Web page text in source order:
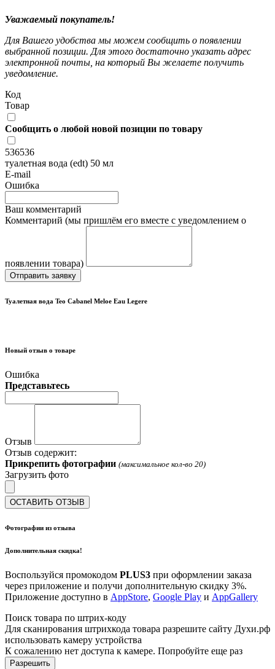
Уважаемый покупатель!
Для Вашего удобства мы можем сообщить о появлении
выбранной позиции. Для этого достаточно указать адрес
электронной почты, на который Вы желаете получить
уведомление.
Код
Товар
Сообщить о любой новой позиции по товару
536536
туалетная вода (edt) 50 мл
E-mail
Ошибка
Ваш комментарий
Комментарий (мы пришлём его вместе с уведомлением о
появлении товара)
Отправить заявку
Туалетная вода Teo Cabanel Meloe Eau Legere
Новый отзыв о товаре
Ошибка
Представьтесь
Отзыв
Отзыв содержит:
Прикрепить фотографии (максимальное кол-во 20)
Загрузить фото
ОСТАВИТЬ ОТЗЫВ
Фотографии из отзыва
Дополнительная скидка!
Воспользуйся промокодом PLUS3 при оформлении заказа
через приложение и получи дополнительную скидку 3%.
Приложение доступно в AppStore, Google Play и AppGallery
Поиск товара по штрих-коду
Для сканирования штрихкода товара разрешите сайту Духи.рф
использовать камеру устройства
К сожалению нет доступа к камере. Попробуйте еще раз
Разрешить